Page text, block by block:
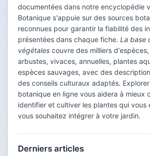
documentées dans notre encyclopédie
Botanique s'appuie sur des sources
reconnues pour garantir la fiabilité des
présentées dans chaque fiche. La base
végétales couvre des milliers
arbustes, vivaces, annuelles, plantes
espèces sauvages, avec des
des conseils culturaux adaptés.
botanique en ligne vous aidera à mieux
identifier et cultiver les plantes qui vous
vous souhaitez intégrer à votre jardin.
Derniers articles